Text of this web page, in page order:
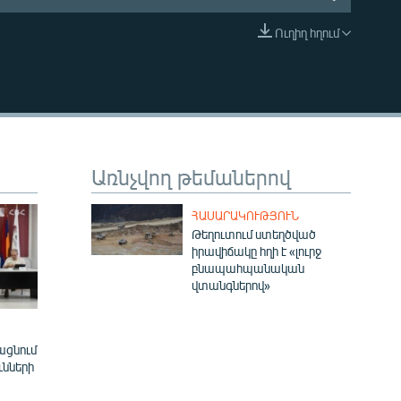
EMBED
Ուղիղ հղում
Առնչվող թեմաներով
ՀԱՍԱՐԱԿՈՒԹՅՈՒՆ
Թեղուտում ստեղծված
իրավիճակը հղի է «լուրջ
բնապահպանական
վտանգներով»